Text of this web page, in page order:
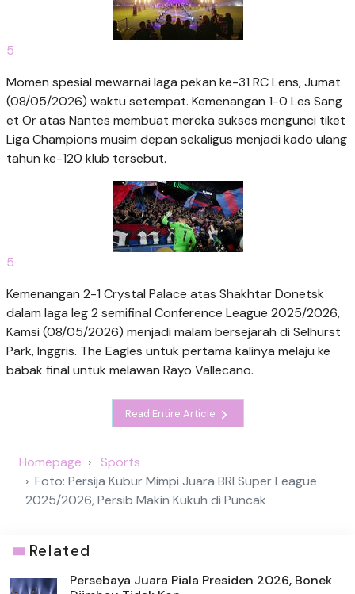
5
Momen spesial mewarnai laga pekan ke-31 RC Lens, Jumat
(08/05/2026) waktu setempat. Kemenangan 1-0 Les Sang
et Or atas Nantes membuat mereka sukses mengunci tiket
Liga Champions musim depan sekaligus menjadi kado ulang
tahun ke-120 klub tersebut.
5
Kemenangan 2-1 Crystal Palace atas Shakhtar Donetsk
dalam laga leg 2 semifinal Conference League 2025/2026,
Kamsi (08/05/2026) menjadi malam bersejarah di Selhurst
Park, Inggris. The Eagles untuk pertama kalinya melaju ke
babak final untuk melawan Rayo Vallecano.
Read Entire Article
Homepage
Sports
Foto: Persija Kubur Mimpi Juara BRI Super League
2025/2026, Persib Makin Kukuh di Puncak
Related
Persebaya Juara Piala Presiden 2026, Bonek